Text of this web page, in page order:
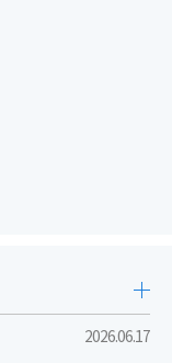
2026.06.17